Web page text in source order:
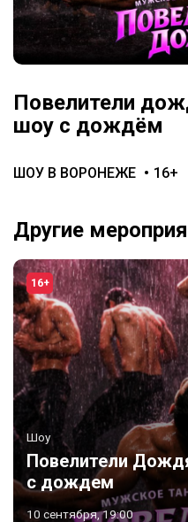
Повелители
шоу с дождём
ШОУ В ВОРОНЕЖЕ 16+
Другие
16+
Шоу
Повелители
с дождем
10 сентября, 19:00